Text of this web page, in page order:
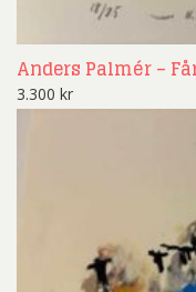
Anders Palmér –
3.300 kr